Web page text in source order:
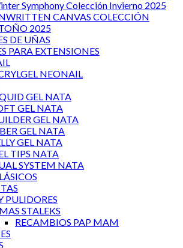
Symphony Colección Invierno 2025
CANVAS COLECCIÓN
2025
DE UÑAS
PARA EXTENSIONES
NEONAIL
GEL NATA
GEL NATA
GEL NATA
GEL NATA
GEL NATA
TIPS NATA
SYSTEM NATA
PULIDORES
STALEKS
RECAMBIOS PAP MAM